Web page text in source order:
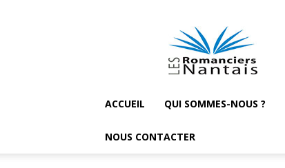
Les
Romanciers
nantais
ACCUEIL QUI SOMMES-NOUS ?
NOUS CONTACTER